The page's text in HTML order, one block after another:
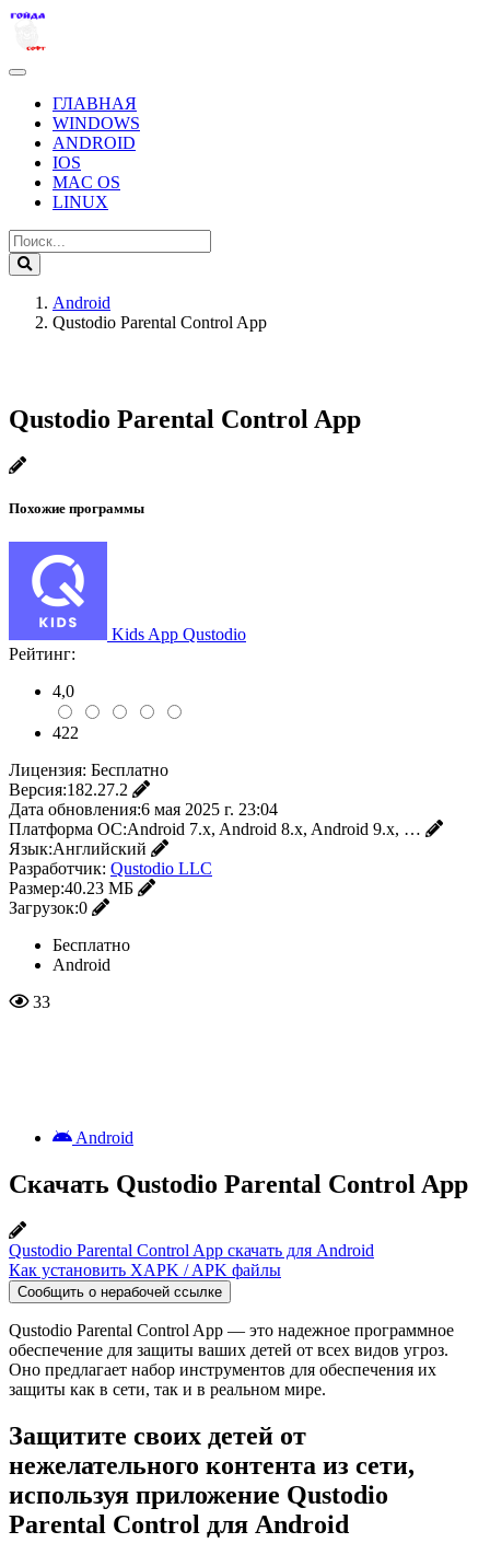
ГЛАВНАЯ
WINDOWS
ANDROID
IOS
MAC OS
LINUX
Android
Qustodio Parental Control App
Qustodio Parental Control App
Похожие программы
Kids App Qustodio
Рейтинг:
4,0
422
Лицензия: Бесплатно
Версия:182.27.2
Дата обновления:6 мая 2025 г. 23:04
Платформа ОС:Android 7.x, Android 8.x, Android 9.x, …
Язык:Английский
Разработчик: Qustodio LLC
Размер:40.23 МБ
Загрузок:0
Бесплатно
Android
33
Android
Скачать Qustodio Parental Control App
Qustodio Parental Control App скачать для Android
Как установить XAPK / APK файлы
Сообщить о нерабочей ссылке
Qustodio Parental Control App — это надежное программное
обеспечение для защиты ваших детей от всех видов угроз.
Оно предлагает набор инструментов для обеспечения их
защиты как в сети, так и в реальном мире.
Защитите своих детей от
нежелательного контента из сети,
используя приложение Qustodio
Parental Control для Android